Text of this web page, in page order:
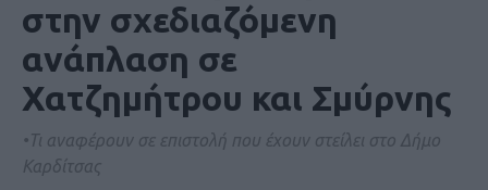
στην σχεδιαζόμενη
ανάπλαση σε
Χατζημήτρου και Σμύρνης
•Τι αναφέρουν σε επιστολή που έχουν στείλει στο Δήμο
Καρδίτσας